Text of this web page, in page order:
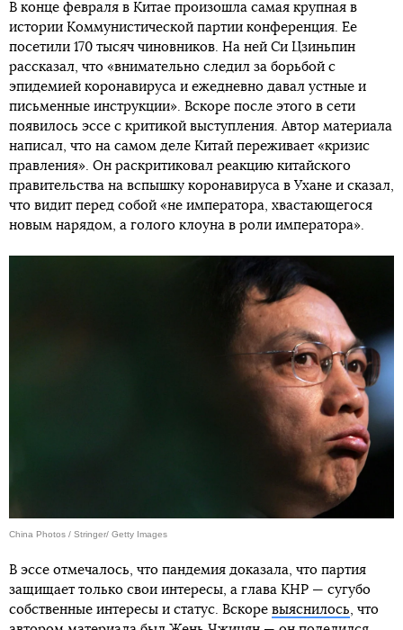
В конце февраля в Китае произошла самая крупная в
истории Коммунистической партии конференция. Ее
посетили 170 тысяч чиновников. На ней Си Цзиньпин
рассказал, что «внимательно следил за борьбой с
эпидемией коронавируса и ежедневно давал устные и
письменные инструкции». Вскоре после этого в сети
появилось эссе с критикой выступления. Автор материала
написал, что на самом деле Китай переживает «кризис
правления». Он раскритиковал реакцию китайского
правительства на вспышку коронавируса в Ухане и сказал,
что видит перед собой «не императора, хвастающегося
новым нарядом, а голого клоуна в роли императора».
China Photos / Stringer/ Getty Images
В эссе отмечалось, что пандемия доказала, что партия
защищает только свои интересы, а глава КНР — сугубо
собственные интересы и статус. Вскоре выяснилось, что